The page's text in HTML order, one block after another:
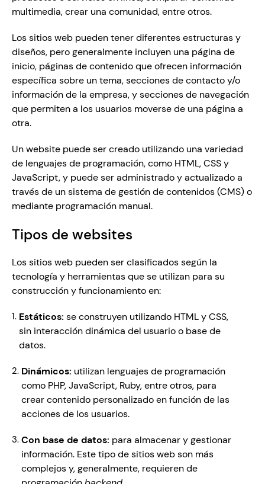
multimedia, crear una comunidad, entre otros.
Los sitios web pueden tener diferentes estructuras y
diseños, pero generalmente incluyen una página de
inicio, páginas de contenido que ofrecen información
específica sobre un tema, secciones de contacto y/o
información de la empresa, y secciones de navegación
que permiten a los usuarios moverse de una página a
otra.
Un website puede ser creado utilizando una variedad
de lenguajes de programación, como HTML, CSS y
JavaScript, y puede ser administrado y actualizado a
través de un sistema de gestión de contenidos (CMS) o
mediante programación manual.
Tipos de websites
Los sitios web pueden ser clasificados según la
tecnología y herramientas que se utilizan para su
construcción y funcionamiento en:
Estáticos: se construyen utilizando HTML y CSS,
sin interacción dinámica del usuario o base de
datos.
Dinámicos: utilizan lenguajes de programación
como PHP, JavaScript, Ruby, entre otros, para
crear contenido personalizado en función de las
acciones de los usuarios.
Con base de datos: para almacenar y gestionar
información. Este tipo de sitios web son más
complejos y, generalmente, requieren de